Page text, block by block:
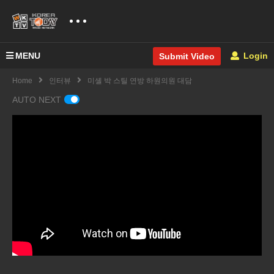
MENU Submit Video Login
Home 인터뷰 미셸 박 스틸 연방 하원의원 대담
AUTO NEXT